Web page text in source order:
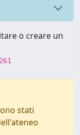
o creare un
stati